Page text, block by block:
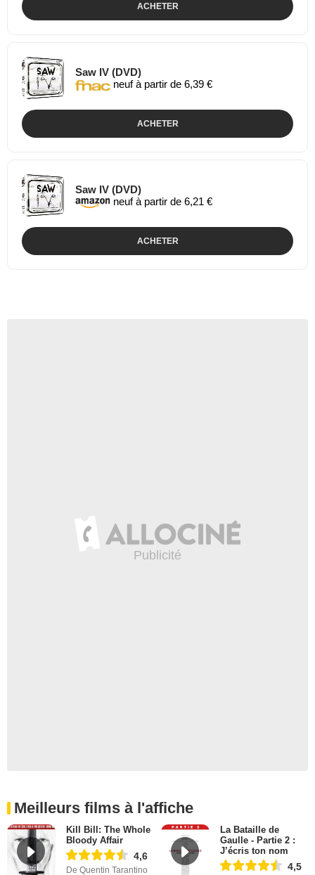
ACHETER
Saw IV (DVD)
neuf à partir de 6,39 €
ACHETER
Saw IV (DVD)
neuf à partir de 6,21 €
ACHETER
Meilleurs films à l'affiche
Kill Bill: The Whole
Bloody Affair
4,6
De Quentin Tarantino
La Bataille de
Gaulle - Partie 2 :
J’écris ton nom
4,5